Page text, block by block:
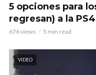
5 opciones para
regresan) a la PS4
676 views 5 min read
VIDEO